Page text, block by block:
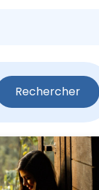
Rechercher